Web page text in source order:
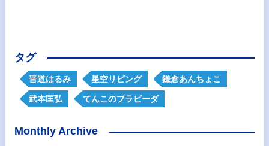
タグ
晋道はるみ 星空リビング 鎌倉あんちょこ
武本匡弘 てんこのプラビーダ
Monthly Archive